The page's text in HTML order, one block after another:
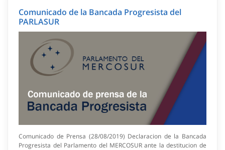
Comunicado de la Bancada Progresista del
PARLASUR
Comunicado de Prensa (28/08/2019) Declaracion de la Bancada
Progresista del Parlamento del MERCOSUR ante la destitucion de